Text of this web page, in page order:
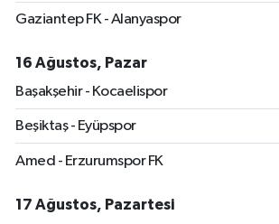
Gaziantep FK - Alanyaspor
16 Ağustos, Pazar
Başakşehir - Kocaelispor
Beşiktaş - Eyüpspor
Amed - Erzurumspor FK
17 Ağustos, Pazartesi